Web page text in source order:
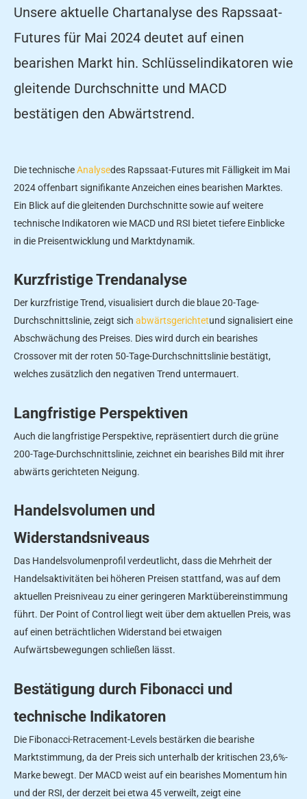
Unsere aktuelle Chartanalyse des Rapssaat-
Futures für Mai 2024 deutet auf einen
bearishen Markt hin. Schlüsselindikatoren wie
gleitende Durchschnitte und MACD
bestätigen den Abwärtstrend.
Die technischeAnalysedes Rapssaat-Futures mit Fälligkeit im Mai
2024 offenbart signifikante Anzeichen eines bearishen Marktes.
Ein Blick auf die gleitenden Durchschnitte sowie auf weitere
technische Indikatoren wie MACD und RSI bietet tiefere Einblicke
in die Preisentwicklung und Marktdynamik.
Kurzfristige Trendanalyse
Der kurzfristige Trend, visualisiert durch die blaue 20-Tage-
Durchschnittslinie, zeigt sich abwärtsgerichtetund signalisiert eine
Abschwächung des Preises. Dies wird durch ein bearishes
Crossover mit der roten 50-Tage-Durchschnittslinie bestätigt,
welches zusätzlich den negativen Trend untermauert.
Langfristige Perspektiven
Auch die langfristige Perspektive, repräsentiert durch die grüne
200-Tage-Durchschnittslinie, zeichnet ein bearishes Bild mit ihrer
abwärts gerichteten Neigung.
Handelsvolumen und
Widerstandsniveaus
Das Handelsvolumenprofil verdeutlicht, dass die Mehrheit der
Handelsaktivitäten bei höheren Preisen stattfand, was auf dem
aktuellen Preisniveau zu einer geringeren Marktübereinstimmung
führt. Der Point of Control liegt weit über dem aktuellen Preis, was
auf einen beträchtlichen Widerstand bei etwaigen
Aufwärtsbewegungen schließen lässt.
Bestätigung durch Fibonacci und
technische Indikatoren
Die Fibonacci-Retracement-Levels bestärken die bearishe
Marktstimmung, da der Preis sich unterhalb der kritischen 23,6%-
Marke bewegt. Der MACD weist auf ein bearishes Momentum hin
und der RSI, der derzeit bei etwa 45 verweilt, zeigt eine